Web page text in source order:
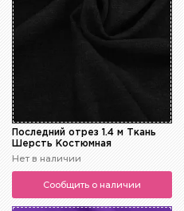
Последний отрез 1.4 м Ткань
Шерсть Костюмная
Нет в наличии
Сообщить о наличии